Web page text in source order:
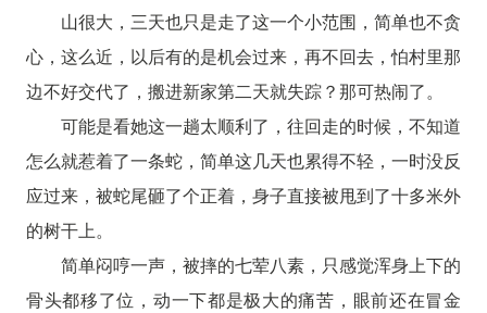
山很大，三天也只是走了这一个小范围，简单也不贪
心，这么近，以后有的是机会过来，再不回去，怕村里那
边不好交代了，搬进新家第二天就失踪？那可热闹了。
可能是看她这一趟太顺利了，往回走的时候，不知道
怎么就惹着了一条蛇，简单这几天也累得不轻，一时没反
应过来，被蛇尾砸了个正着，身子直接被甩到了十多米外
的树干上。
简单闷哼一声，被摔的七荤八素，只感觉浑身上下的
骨头都移了位，动一下都是极大的痛苦，眼前还在冒金